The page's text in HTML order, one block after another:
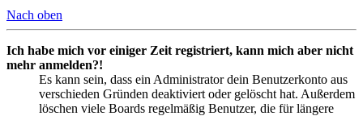
Nach oben
Ich habe mich vor einiger Zeit registriert, kann mich aber nicht
mehr anmelden?!
Es kann sein, dass ein Administrator dein Benutzerkonto aus
verschieden Gründen deaktiviert oder gelöscht hat. Außerdem
löschen viele Boards regelmäßig Benutzer, die für längere